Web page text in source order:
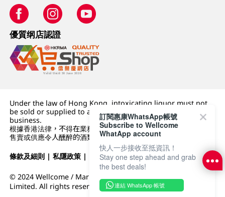
優質纲店認證
Under the law of Hong Kong, intoxicating liquor must not
be sold or supplied to a minor (under 18) in the course of
business.
根據香港法律，不得在業務過程中，向未成年人 (18 歲以下人士)
售賣或供應令人醺醉的酒類。
條款及細則 |私隱政策 | DFI零售集團
© 2024 Wellcome / Market Place. The Dairy Farm Company
Limited. All rights reserved.
訂閱惠康WhatsApp帳號
Subscribe to Wellcome
WhatApp account
快人一步接收至抵資訊！
Stay one step ahead and grab
the best deals!
連結 WhatsApp 帳號